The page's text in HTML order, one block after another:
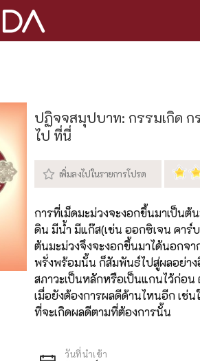
ปฏิจจสมุปบาท: กรรมเกิด ก
ไป ที่นี่
การที่เม็ดมะม่วงจะงอกขึ้นมาเป็นต้
ดิน มีน้ำ มีแก๊ส(เช่น ออกซิเจน คา
ต้นมะม่วงจึงจะงอกขึ้นมาได้นอกจ
พรั่งพร้อมนั้น ก็สัมพันธ์ไปสู่ผลอย่าง
สภาวะเป็นหลักหรือเป็นแกนไว้ก่อ
เมื่อยังต้องการผลดีด้านไหนอีก เช่
ที่จะเกิดผลดีตามที่ต้องการนั้น